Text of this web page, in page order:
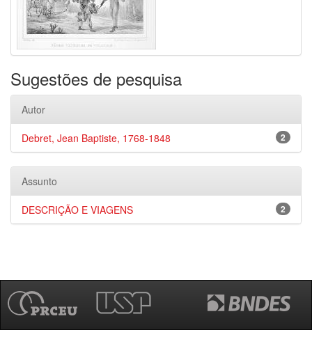
Sugestões de pesquisa
Autor
2
Debret, Jean Baptiste, 1768-1848
Assunto
2
DESCRIÇÃO E VIAGENS